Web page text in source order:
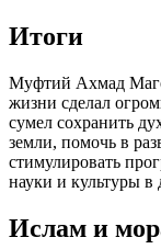
Итоги
Муфтий Ахмад
жизни сделал
сумел сохранить
земли, помочь в
стимулировать
науки и культуры в
Ислам и